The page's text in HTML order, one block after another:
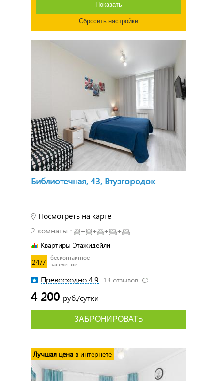
Показать
Сбросить настройки
Библиотечная, 43, Втузгородок
Посмотреть на карте
2 комнаты ⋅
+ + + +
Квартиры Этажидейли
24/7
бесконтактное
заселение
Превосходно 4.9 13 отзывов
4 200 руб./сутки
ЗАБРОНИРОВАТЬ
Лучшая цена в интернете